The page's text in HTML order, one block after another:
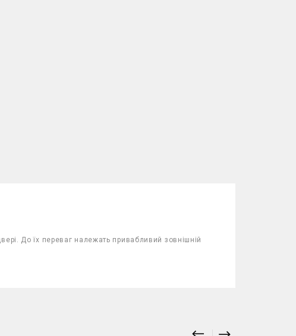
До їх переваг належать привабливий зовнішній